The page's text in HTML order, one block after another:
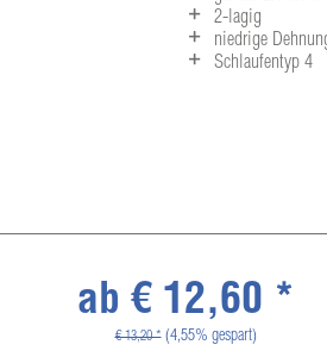
2-lagig
niedrige
Schlaufentyp 4
ab € 12,60 *
€ 13,20 * (4,55% gespart)